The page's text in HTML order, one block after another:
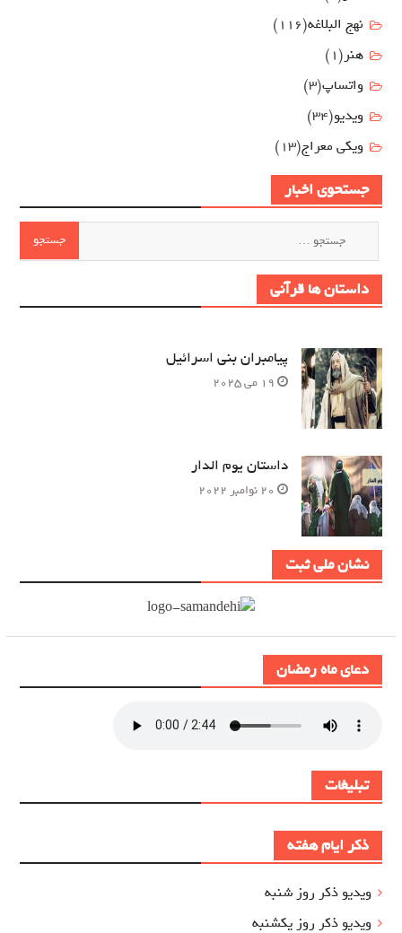
دعای ماه رمضان
تبلیغات
ذکر ایام هفته
ویدیو ذکر روز شنبه
ویدیو ذکر روز یکشنبه
نهج البلاغه(116)
هنر (1)
واتساپ(3)
ویدیو(34)
ویکی معراج(13)
جستحوی اخبار
داستان ها قرآنی
پیامبران بنی اسرائیل
19 می 2025
داستان یوم الدار
20 نوامبر 2022
نشان ملی ثبت